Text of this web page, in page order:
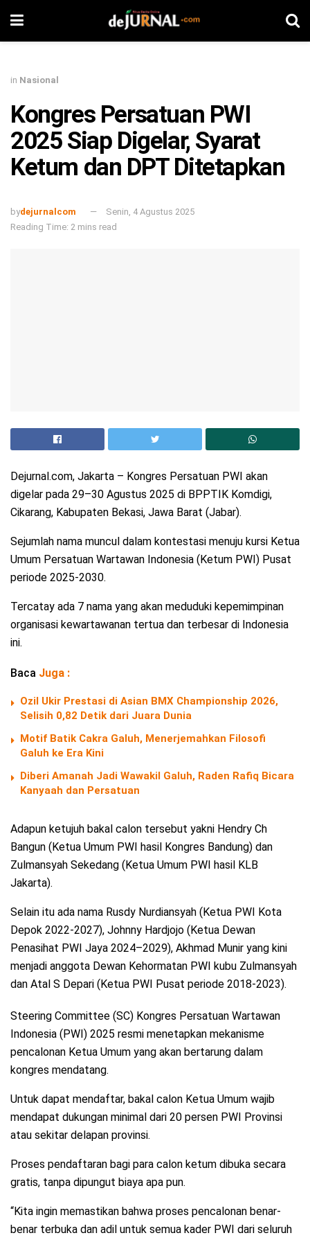
in Nasional
Kongres Persatuan PWI
2025 Siap Digelar, Syarat
Ketum dan DPT Ditetapkan
bydejurnalcom
Senin, 4 Agustus 2025
Reading Time: 2 mins read
Dejurnal.com, Jakarta – Kongres Persatuan PWI akan
digelar pada 29–30 Agustus 2025 di BPPTIK Komdigi,
Cikarang, Kabupaten Bekasi, Jawa Barat (Jabar).
Sejumlah nama muncul dalam kontestasi menuju kursi Ketua
Umum Persatuan Wartawan Indonesia (Ketum PWI) Pusat
periode 2025-2030.
Tercatay ada 7 nama yang akan meduduki kepemimpinan
organisasi kewartawanan tertua dan terbesar di Indonesia
ini.
Baca Juga :
Ozil Ukir Prestasi di Asian BMX Championship 2026,
Selisih 0,82 Detik dari Juara Dunia
Motif Batik Cakra Galuh, Menerjemahkan Filosofi
Galuh ke Era Kini
Diberi Amanah Jadi Wawakil Galuh, Raden Rafiq Bicara
Kanyaah dan Persatuan
Adapun ketujuh bakal calon tersebut yakni Hendry Ch
Bangun (Ketua Umum PWI hasil Kongres Bandung) dan
Zulmansyah Sekedang (Ketua Umum PWI hasil KLB
Jakarta).
Selain itu ada nama Rusdy Nurdiansyah (Ketua PWI Kota
Depok 2022-2027), Johnny Hardjojo (Ketua Dewan
Penasihat PWI Jaya 2024–2029), Akhmad Munir yang kini
menjadi anggota Dewan Kehormatan PWI kubu Zulmansyah
dan Atal S Depari (Ketua PWI Pusat periode 2018-2023).
Steering Committee (SC) Kongres Persatuan Wartawan
Indonesia (PWI) 2025 resmi menetapkan mekanisme
pencalonan Ketua Umum yang akan bertarung dalam
kongres mendatang.
Untuk dapat mendaftar, bakal calon Ketua Umum wajib
mendapat dukungan minimal dari 20 persen PWI Provinsi
atau sekitar delapan provinsi.
Proses pendaftaran bagi para calon ketum dibuka secara
gratis, tanpa dipungut biaya apa pun.
“Kita ingin memastikan bahwa proses pencalonan benar-
benar terbuka dan adil untuk semua kader PWI dari seluruh